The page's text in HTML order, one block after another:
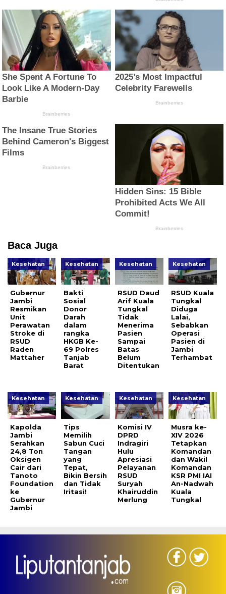
Baca Juga
Kesehatan
Gubernur
Jambi
Resmikan
Unit
Perawatan
Stroke di
RSUD
Raden
Mattaher
Kesehatan
Bakti
Sosial
Donor
Darah
dalam
rangka
HKGB Ke-
69 Polres
Tanjab
Barat
Kesehatan
RSUD Daud
Arif Kuala
Tungkal
Tidak
Menerima
Pasien
Sampai
Batas
Belum
Ditentukan
Kesehatan
RSUD Kuala
Tungkal
Diduga
Lalai,
Sebabkan
Operasi
Pasien di
Jambi
Terhambat
Kesehatan
Kapolda
Jambi
Serahkan
24,8 Ton
Oksigen
Cair dari
Tanoto
Foundation
ke
Gubernur
Jambi
Kesehatan
Tips
Memilih
Sabun Cuci
Tangan
yang
Tepat,
Bikin Bersih
dan Tidak
Iritasi!
Kesehatan
Komisi IV
DPRD
Indragiri
Hulu
Apresiasi
Pelayanan
RSUD
Suryah
Khairuddin
Merlung
Kesehatan
Musra ke-
XIV 2026
Tetapkan
Komandan
dan Wakil
Komandan
KSR PMI IAI
An-Nadwah
Kuala
Tungkal